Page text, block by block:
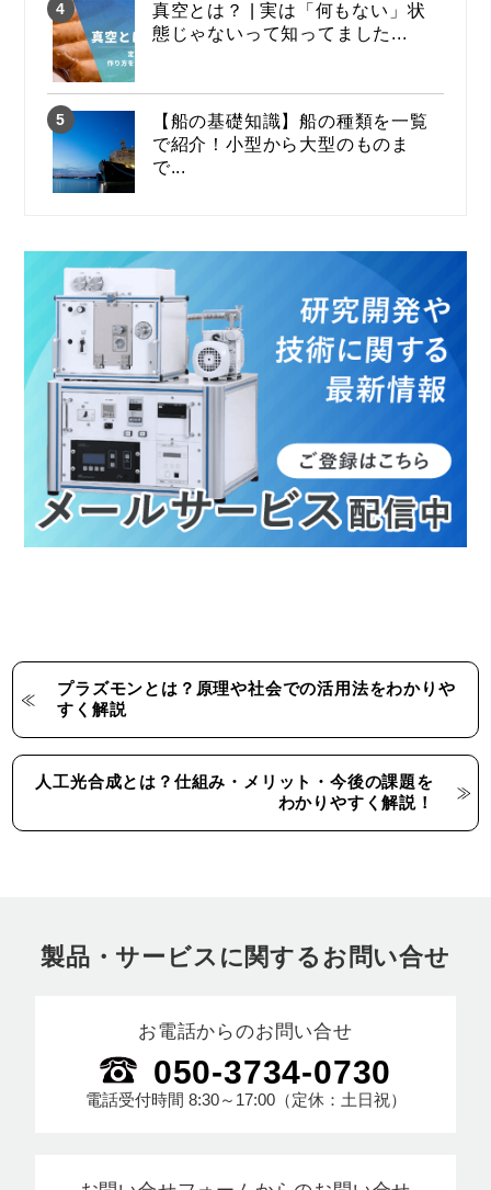
真空とは？ | 実は「何もない」状
態じゃないって知ってました...
【船の基礎知識】船の種類を一覧
で紹介！小型から大型のものま
で...
プラズモンとは？原理や社会での活用法をわかりや
すく解説
人工光合成とは？仕組み・メリット・今後の課題を
わかりやすく解説！
製品・サービスに関するお問い合せ
お電話からのお問い合せ
050-3734-0730
電話受付時間 8:30～17:00（定休：土日祝）